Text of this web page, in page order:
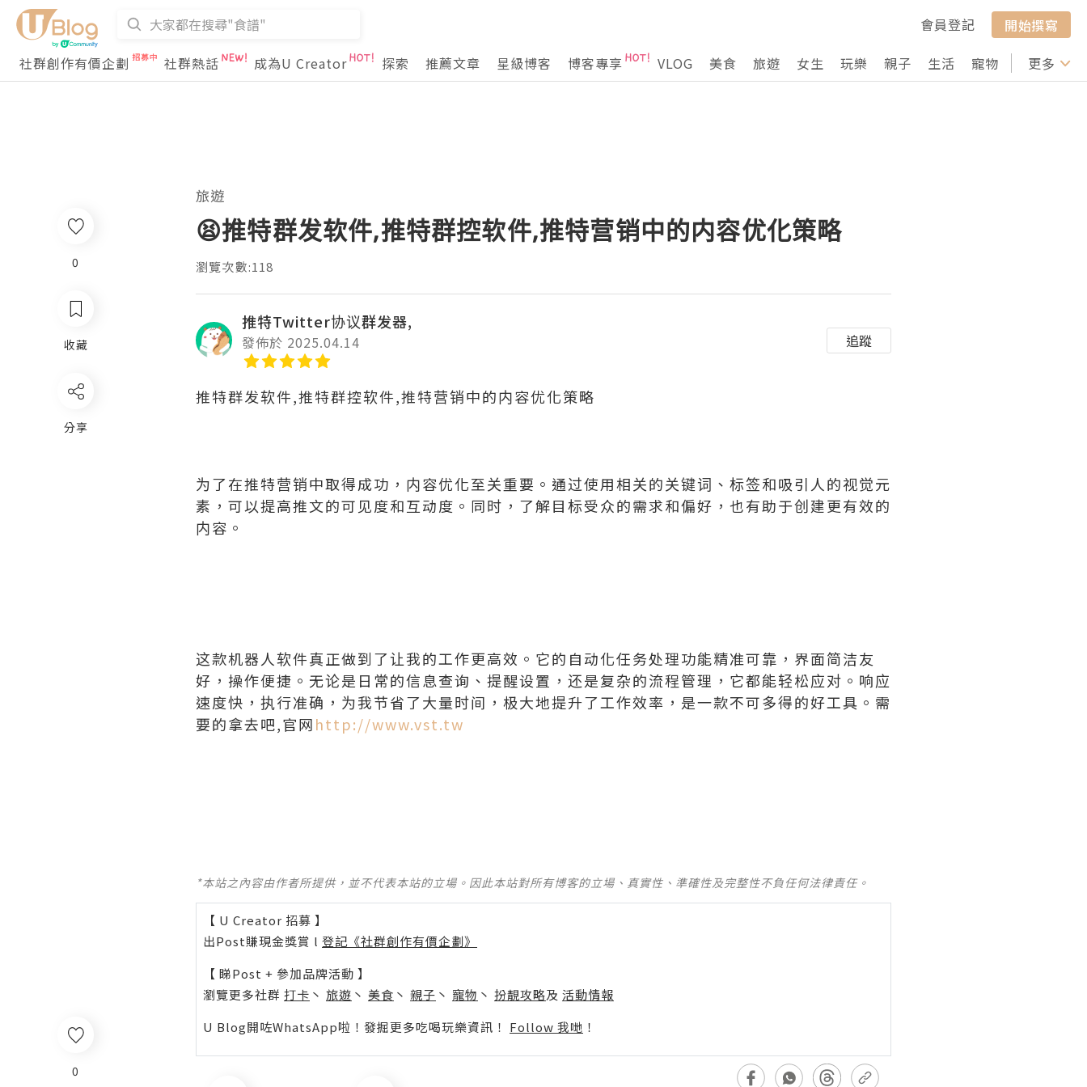
會員登記
開始撰寫
社群創作有價企劃
社群熱話 成為U Creator 探索 推薦文章 星級博客 博客專享 VLOG 美食 旅遊 女生 玩樂 親子 生活 寵物 行山 打卡
更多
0
旅遊
😫推特群发软件,推特群控软件,推特营销中的内容优化策略
瀏覽次數:118
推特Twitter协议群发器,
發佈於 2025.04.14 追蹤
推特群发软件,推特群控软件,推特营销中的内容优化策略
为了在推特营销中取得成功，内容优化至关重要。通过使用相关的关键词、标签和吸引人的视觉元
素，可以提高推文的可见度和互动度。同时，了解目标受众的需求和偏好，也有助于创建更有效的
内容。
这款机器人软件真正做到了让我的工作更高效。它的自动化任务处理功能精准可靠，界面简洁友
好，操作便捷。无论是日常的信息查询、提醒设置，还是复杂的流程管理，它都能轻松应对。响应
速度快，执行准确，为我节省了大量时间，极大地提升了工作效率，是一款不可多得的好工具。需
要的拿去吧,官网http://www.vst.tw
*本站之內容由作者所提供，並不代表本站的立場。因此本站對所有博客的立場、真實性、準確性及完整性不負任何法律責任。
【 U Creator 招募 】
出Post賺現金獎賞 l 登記《社群創作有價企劃》
【 睇Post + 參加品牌活動 】
瀏覽更多社群 打卡 丶 旅遊 丶 美食 丶 親子 丶 寵物 丶 扮靚攻略及 活動情報
U Blog開咗WhatsApp啦！發掘更多吃喝玩樂資訊！ Follow 我哋 ！
0
收藏
分享